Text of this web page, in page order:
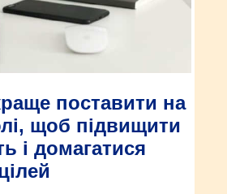
поставити на
щоб підвищити
і домагатися